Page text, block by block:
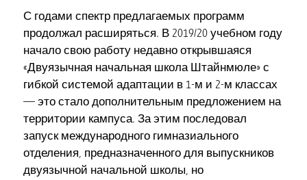
С годами спектр предлагаемых программ
продолжал расширяться. В 2019/20 учебном году
начало свою работу недавно открывшаяся
«Двуязычная начальная школа Штайнмюле» с
гибкой системой адаптации в 1-м и 2-м классах
— это стало дополнительным предложением на
территории кампуса. За этим последовал
запуск международного гимназиального
отделения, предназначенного для выпускников
двуязычной начальной школы, но